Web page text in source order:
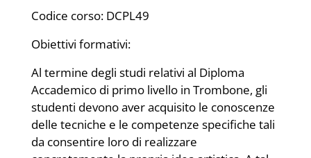
Codice corso: DCPL49
Obiettivi formativi:
Al termine degli studi relativi al Diploma
Accademico di primo livello in Trombone, gli
studenti devono aver acquisito le conoscenze
delle tecniche e le competenze specifiche tali
da consentire loro di realizzare